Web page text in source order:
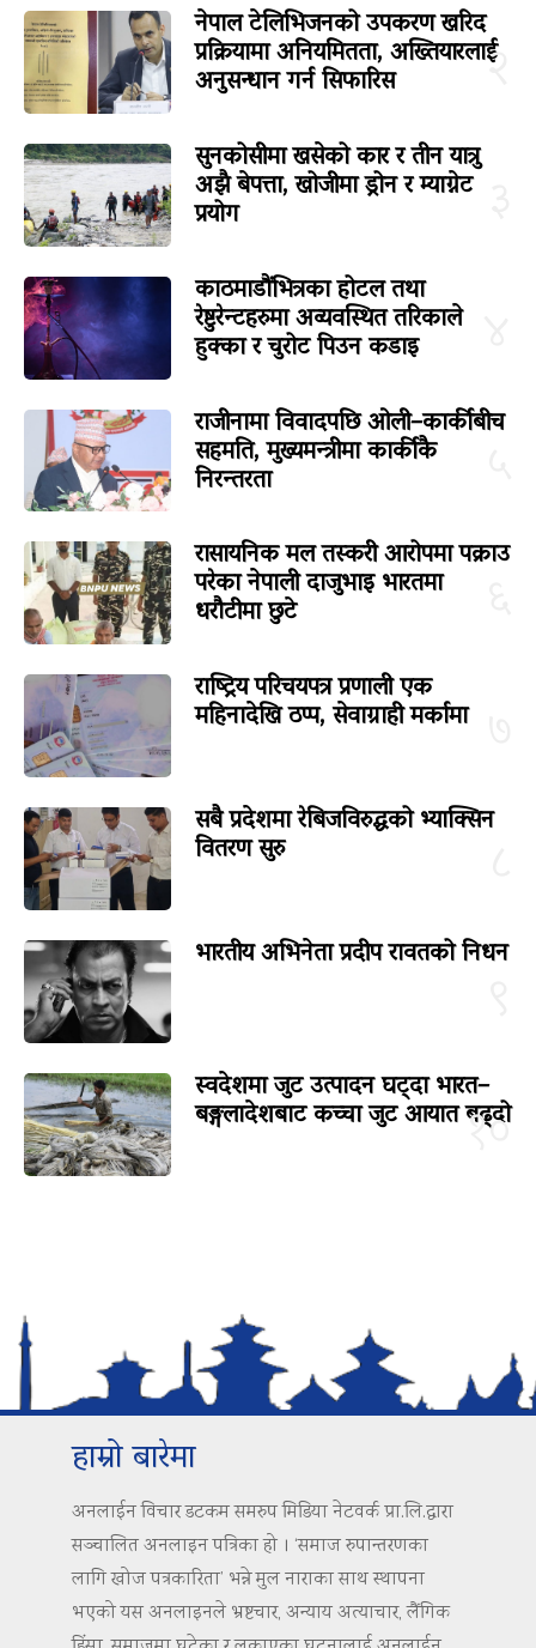
२
नेपाल टेलिभिजनको उपकरण खरिद
प्रक्रियामा अनियमितता, अख्तियारलाई
अनुसन्धान गर्न सिफारिस
सुनकोसीमा खसेको कार र तीन यात्रु
अझै बेपत्ता, खोजीमा ड्रोन र म्याग्नेट
प्रयोग
काठमाडौंभित्रका होटल तथा
रेष्टुरेन्टहरुमा अव्यवस्थित तरिकाले
हुक्का र चुरोट पिउन कडाइ
राजीनामा विवादपछि ओली–कार्कीबीच
सहमति, मुख्यमन्त्रीमा कार्कीकै
निरन्तरता
रासायनिक मल तस्करी आरोपमा पक्राउ
परेका नेपाली दाजुभाइ भारतमा
धरौटीमा छुटे
राष्ट्रिय परिचयपत्र प्रणाली एक
महिनादेखि ठप्प, सेवाग्राही मर्कामा
सबै प्रदेशमा रेबिजविरुद्धको भ्याक्सिन
वितरण सुरु
भारतीय अभिनेता प्रदीप रावतको निधन
१०
स्वदेशमा जुट उत्पादन घट्दा भारत–
बङ्गलादेशबाट कच्चा जुट आयात बढ्दो
हाम्रो बारेमा
अनलाईन विचार डटकम समरुप मिडिया नेटवर्क प्रा.लि.द्वारा
सञ्चालित अनलाइन पत्रिका हो । ‘समाज रुपान्तरणका
लागि खोज पत्रकारिता’ भन्ने मुल नाराका साथ स्थापना
भएको यस अनलाइनले भ्रष्टचार, अन्याय अत्याचार, लैंगिक